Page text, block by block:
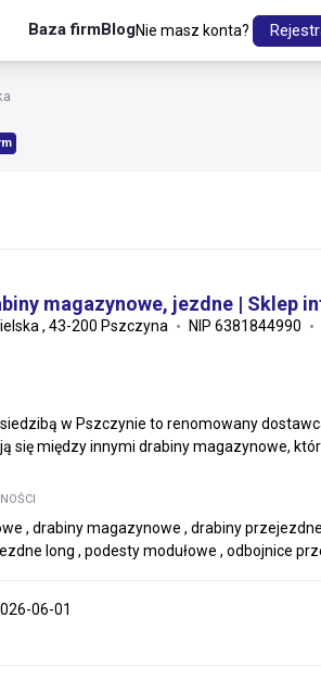
Baza firmBlogNie masz konta?
magazynowe, jezdne | Sklep
, 43-200 Pszczyna NIP 6381844990
w Pszczynie to renomowany
się między innymi drabiny magazynowe,
, drabiny magazynowe , drabiny
long , podesty modułowe , odbojnice
06-01